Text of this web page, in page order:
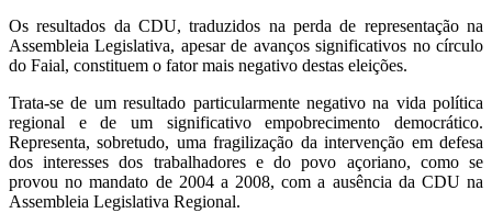
Os resultados da CDU, traduzidos na perda de representação na
Assembleia Legislativa, apesar de avanços significativos no círculo
do Faial, constituem o fator mais negativo destas eleições.
Trata-se de um resultado particularmente negativo na vida política
regional e de um significativo empobrecimento democrático.
Representa, sobretudo, uma fragilização da intervenção em defesa
dos interesses dos trabalhadores e do povo açoriano, como se
provou no mandato de 2004 a 2008, com a ausência da CDU na
Assembleia Legislativa Regional.